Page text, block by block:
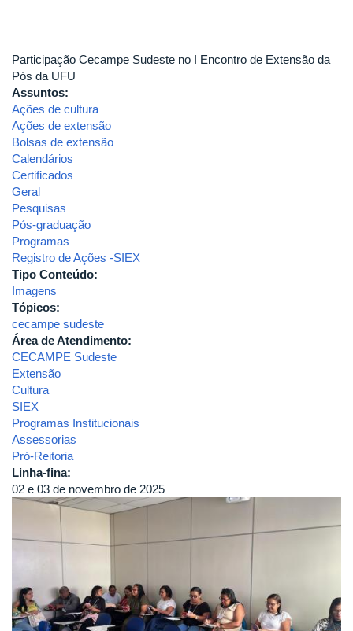
Participação Cecampe Sudeste no I Encontro de Extensão da
Pós da UFU
Assuntos:
Ações de cultura
Ações de extensão
Bolsas de extensão
Calendários
Certificados
Geral
Pesquisas
Pós-graduação
Programas
Registro de Ações -SIEX
Tipo Conteúdo:
Imagens
Tópicos:
cecampe sudeste
Área de Atendimento:
CECAMPE Sudeste
Extensão
Cultura
SIEX
Programas Institucionais
Assessorias
Pró-Reitoria
Linha-fina:
02 e 03 de novembro de 2025